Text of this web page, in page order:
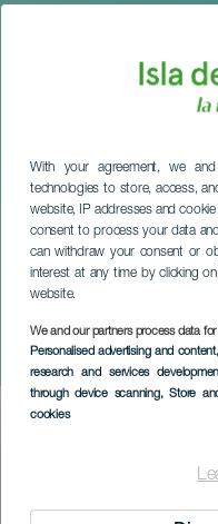
With your agreement, we
technologies to store, access,
website, IP addresses and
consent to process your data
can withdraw your consent or
interest at any time by clicking
website.
We and our partners process data
Personalised advertising and
research and services
through device scanning, Store
cookies
Atlantico
LA PALMA
Imagen